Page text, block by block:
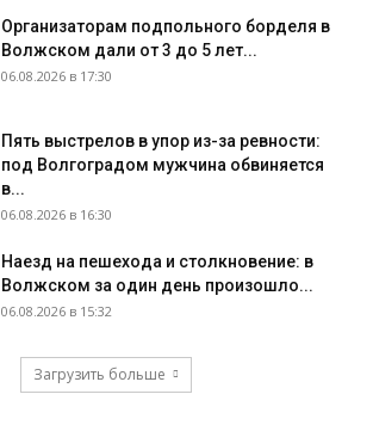
Организаторам подпольного борделя в
Волжском дали от 3 до 5 лет...
06.08.2026 в 17:30
Пять выстрелов в упор из-за ревности:
под Волгоградом мужчина обвиняется
в...
06.08.2026 в 16:30
Наезд на пешехода и столкновение: в
Волжском за один день произошло...
06.08.2026 в 15:32
Загрузить больше